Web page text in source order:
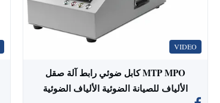
VIDEO
MTP MPO كابل ضوئي رابط آلة صقل
الألياف للصيانة الضوئية الألياف الضوئية